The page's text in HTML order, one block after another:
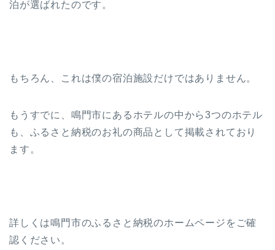
泊が選ばれたのです。
もちろん、これは僕の宿泊施設だけではありません。
もうすでに、鳴門市にあるホテルの中から3つのホテル
も、ふるさと納税のお礼の商品として掲載されており
ます。
詳しくは鳴門市のふるさと納税のホームページをご確
認ください。